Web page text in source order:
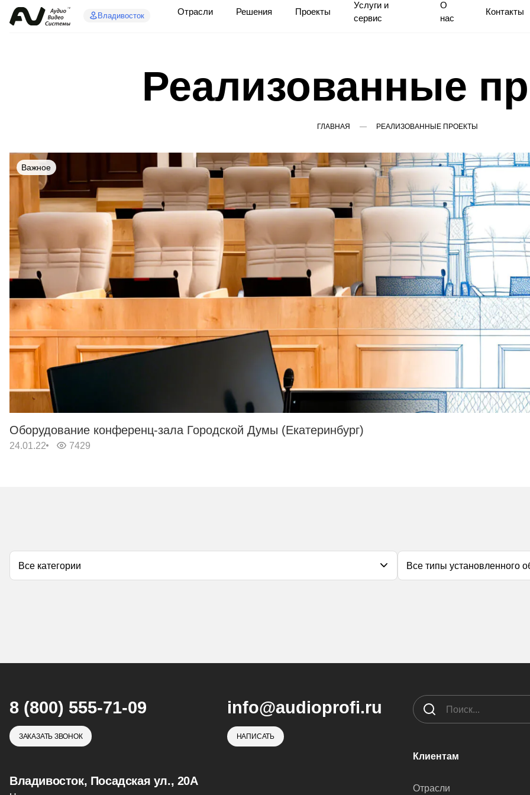
Владивосток Отрасли Решения Проекты
Услуги и
сервис
О
нас
Контакты
Реализованные
ГЛАВНАЯ РЕАЛИЗОВАННЫЕ ПРОЕКТЫ
Важное
Оборудование конференц-зала Городской Думы (Екатеринбург)
24.01.22 7429
8 (800) 555-71-09
ЗАКАЗАТЬ ЗВОНОК
info@audioprofi.ru
НАПИСАТЬ
Владивосток, Посадская ул., 20А
Клиентам
Отрасли